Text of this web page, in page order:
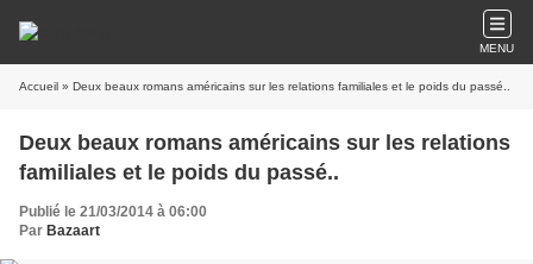
MENU
Accueil » Deux beaux romans américains sur les relations familiales et le poids du passé..
Deux beaux romans américains sur les relations
familiales et le poids du passé..
Publié le 21/03/2014 à 06:00
Par Bazaart